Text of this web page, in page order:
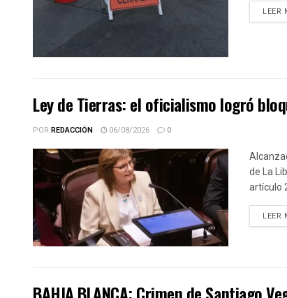
LEER
Ley de Tierras: el oficialismo logró
POR REDACCIÓN 06/08/2026 0
de La
artículo
LEER